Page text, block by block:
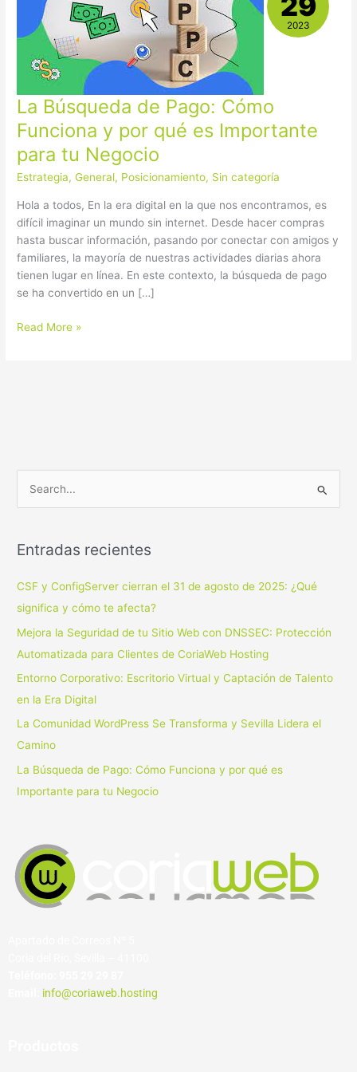
La Búsqueda de Pago: Cómo
Funciona y por qué es Importante
para tu Negocio
Estrategia,General, Posicionamiento, Sin categoría
Hola a todos, En la era digital en la que nos encontramos, es
difícil imaginar un mundo sin internet. Desde hacer compras
hasta buscar información, pasando por conectar con amigos y
familiares, la mayoría de nuestras actividades diarias ahora
tienen lugar en línea. En este contexto, la búsqueda de pago
se ha convertido en un […]
Pago:
Cómo
Funciona
por
qué
es
Importante
para
tu
Negocio
Read More »
2023
c
:
Entradas recientes
CSF y ConfigServer cierran el 31 de agosto de 2025: ¿Qué
significa y cómo te afecta?
Mejora la Seguridad de tu Sitio Web con DNSSEC: Protección
Automatizada para Clientes de CoriaWeb Hosting
Entorno Corporativo: Escritorio Virtual y Captación de Talento
en la Era Digital
La Comunidad WordPress Se Transforma y Sevilla Lidera el
Camino
La Búsqueda de Pago: Cómo Funciona y por qué es
Importante para tu Negocio
info@coriaweb.hosting